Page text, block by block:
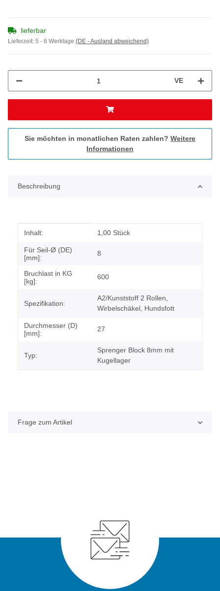
lieferbar
Lieferzeit: 5 - 6 Werktage (DE - Ausland abweichend)
VE
Sie möchten in monatlichen Raten zahlen? Weitere
Informationen
Beschreibung
Produkteigenschaft
Wert
Inhalt: 1,00 Stück
Für Seil-Ø (DE)
[mm]:
8
Bruchlast in KG
[kg]:
600
Spezifikation:
A2/Kunststoff 2 Rollen,
Wirbelschäkel, Hundsfott
Durchmesser (D)
[mm]:
27
Typ:
Sprenger Block 8mm mit
Kugellager
Frage zum Artikel